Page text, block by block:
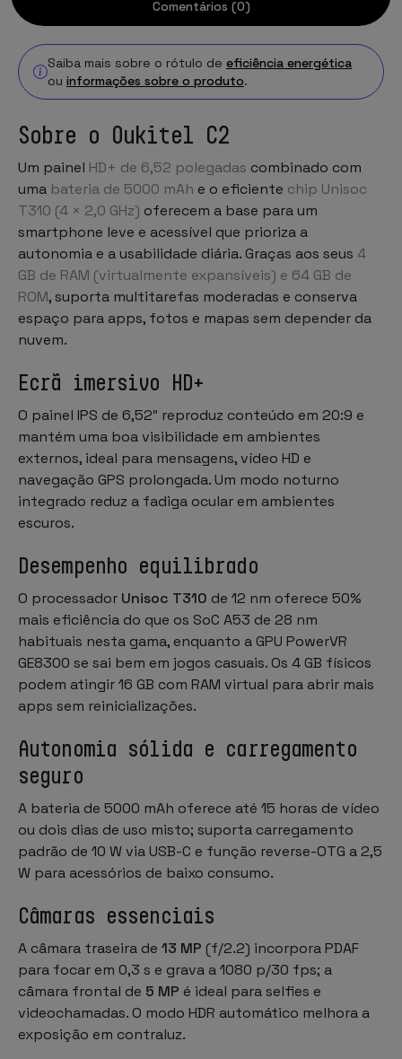
Comentários (0)
Saiba mais sobre o rótulo de eficiência energética
ou informações sobre o produto.
Sobre o Oukitel C2
Um painel HD+ de 6,52 polegadas combinado com
uma bateria de 5000 mAh e o eficiente chip Unisoc
T310 (4 × 2,0 GHz) oferecem a base para um
smartphone leve e acessível que prioriza a
autonomia e a usabilidade diária. Graças aos seus 4
GB de RAM (virtualmente expansíveis) e 64 GB de
ROM, suporta multitarefas moderadas e conserva
espaço para apps, fotos e mapas sem depender da
nuvem.
Ecrã imersivo HD+
O painel IPS de 6,52″ reproduz conteúdo em 20:9 e
mantém uma boa visibilidade em ambientes
externos, ideal para mensagens, vídeo HD e
navegação GPS prolongada. Um modo noturno
integrado reduz a fadiga ocular em ambientes
escuros.
Desempenho equilibrado
O processador Unisoc T310 de 12 nm oferece 50%
mais eficiência do que os SoC A53 de 28 nm
habituais nesta gama, enquanto a GPU PowerVR
GE8300 se sai bem em jogos casuais. Os 4 GB físicos
podem atingir 16 GB com RAM virtual para abrir mais
apps sem reinicializações.
Autonomia sólida e carregamento
seguro
A bateria de 5000 mAh oferece até 15 horas de vídeo
ou dois dias de uso misto; suporta carregamento
padrão de 10 W via USB-C e função reverse-OTG a 2,5
W para acessórios de baixo consumo.
Câmaras essenciais
A câmara traseira de 13 MP (f/2.2) incorpora PDAF
para focar em 0,3 s e grava a 1080 p/30 fps; a
câmara frontal de 5 MP é ideal para selfies e
videochamadas. O modo HDR automático melhora a
exposição em contraluz.